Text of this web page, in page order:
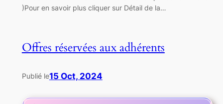
)Pour en savoir plus cliquer sur Détail de la…
Offres réservées aux adhérents
Publié le15 Oct, 2024